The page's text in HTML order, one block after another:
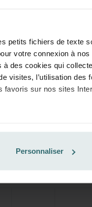
petits fichiers de texte
votre connexion à
des cookies qui
visites, l’utilisation
sur nos sites
des utilisateurs.
de cookies par
tout
via un
Personnaliser